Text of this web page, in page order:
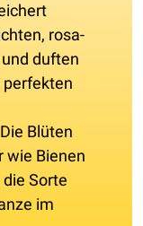
rosa-
duften
perfekten
Die Blüten
wie Bienen
Sorte
im